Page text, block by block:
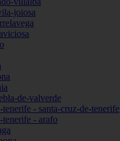
joiosa
de-valverde
tenerife - santa-cruz-de-tenerife
tenerife - arafo